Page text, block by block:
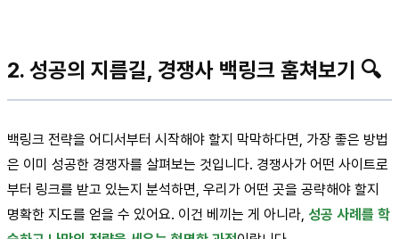
2. 성공의 지름길, 경쟁사 백링크 훔쳐보기 🔍
백링크 전략을 어디서부터 시작해야 할지 막막하다면, 가장 좋은 방법
은 이미 성공한 경쟁자를 살펴보는 것입니다. 경쟁사가 어떤 사이트로
부터 링크를 받고 있는지 분석하면, 우리가 어떤 곳을 공략해야 할지
명확한 지도를 얻을 수 있어요. 이건 베끼는 게 아니라, 성공 사례를 학